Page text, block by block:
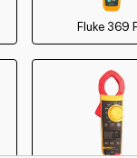
Fluke 369